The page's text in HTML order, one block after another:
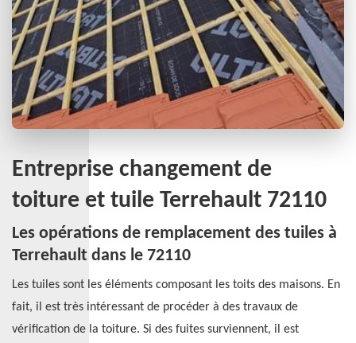
Entreprise changement de
toiture et tuile Terrehault 72110
Les opérations de remplacement des tuiles à
Terrehault dans le 72110
Les tuiles sont les éléments composant les toits des maisons. En
fait, il est très intéressant de procéder à des travaux de
vérification de la toiture. Si des fuites surviennent, il est